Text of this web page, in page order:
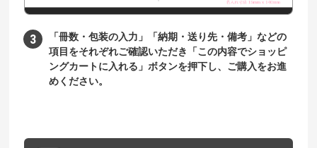
「冊数・包装の入力」「納期・送り先・備考」などの
項目をそれぞれご確認いただき「この内容でショッピ
ングカートに入れる」ボタンを押下し、ご購入をお進
めください。